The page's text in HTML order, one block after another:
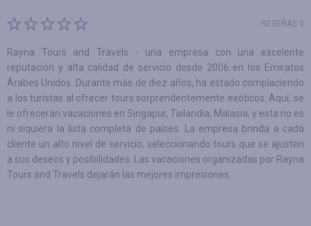
RESEÑAS 0
Rayna Tours and Travels - una empresa con una excelente
reputación y alta calidad de servicio desde 2006 en los Emiratos
Árabes Unidos. Durante más de diez años, ha estado complaciendo
a los turistas al ofrecer tours sorprendentemente exóticos. Aquí, se
le ofrecerán vacaciones en Singapur, Tailandia, Malasia, y esta no es
ni siquiera la lista completa de países. La empresa brinda a cada
cliente un alto nivel de servicio, seleccionando tours que se ajusten
a sus deseos y posibilidades. Las vacaciones organizadas por Rayna
Tours and Travels dejarán las mejores impresiones.